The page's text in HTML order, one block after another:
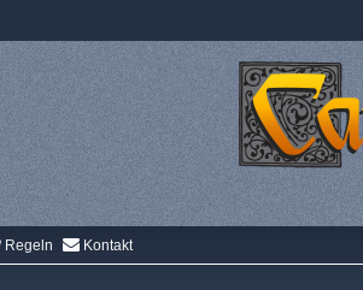
Regeln Kontakt